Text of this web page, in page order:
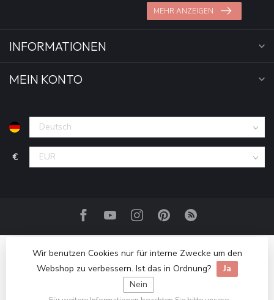
MEHR ANZEIGEN
INFORMATIONEN
MEIN KONTO
€
Wir benutzen Cookies nur für interne Zwecke um den
Webshop zu verbessern. Ist das in Ordnung?
Ja
Nein